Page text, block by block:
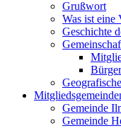
Grußwort
Was ist eine
Geschichte
Gemeinde
Gemeinde